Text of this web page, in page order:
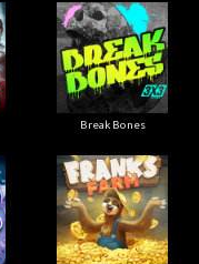
Break Bones